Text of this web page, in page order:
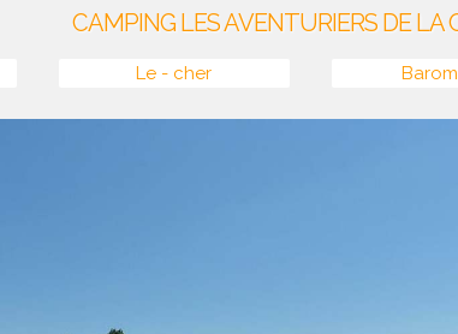
CAMPING LES AVENTURIERS DE LA
Le - cher